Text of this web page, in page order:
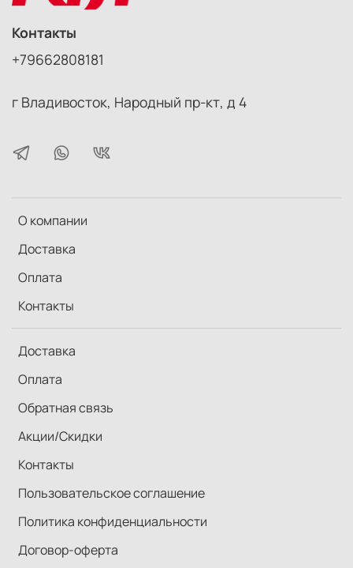
О компании
Доставка
Оплата
Контакты
Доставка
Оплата
Обратная связь
Акции/Скидки
Контакты
Пользовательское соглашение
Политика конфиденциальности
Договор-оферта
Контакты
+79662808181
г Владивосток, Народный пр-кт, д 4